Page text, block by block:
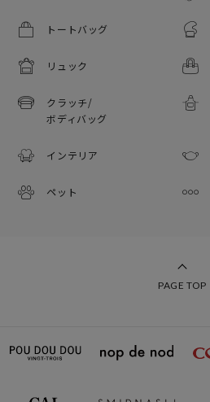
トートバッグ
リュック
クラッチ/
ボディバッグ
インテリア
ペット
PAGE TOP